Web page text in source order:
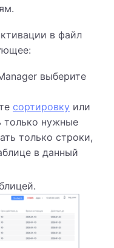
в файл
выберите
сортировку или
только нужные
только строки,
в данный